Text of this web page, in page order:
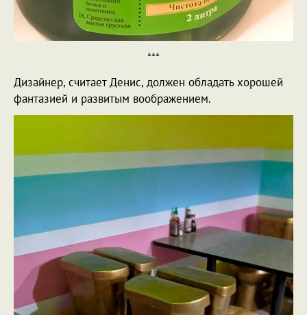
***
Дизайнер, считает Денис, должен обладать хорошей
фантазией и развитым воображением.